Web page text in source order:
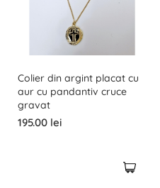
Colier din argint placat cu
aur cu pandantiv cruce
gravat
195.00 lei